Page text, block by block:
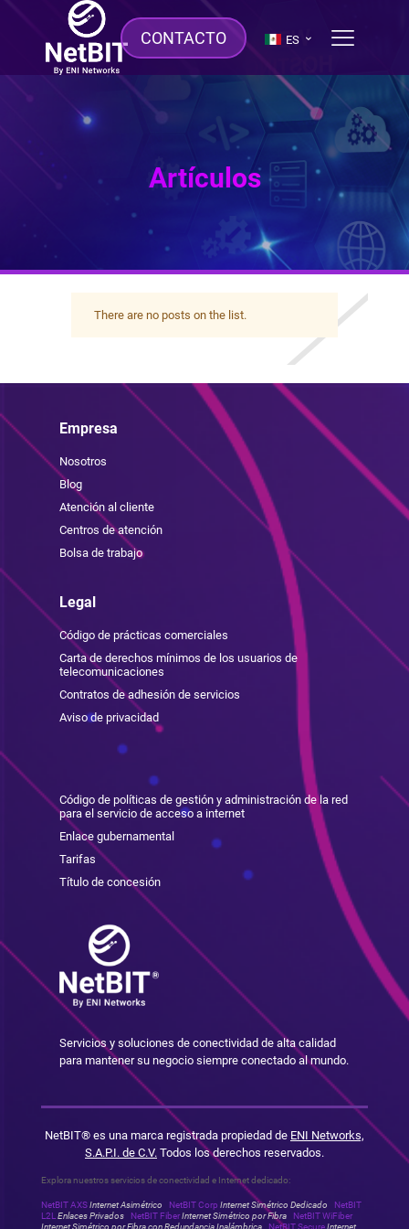
CONTACTO ES
Artículos
There are no posts on the list.
Empresa
Nosotros
Blog
Atención al cliente
Centros de atención
Bolsa de trabajo
Legal
Código de prácticas comerciales
Carta de derechos mínimos de los usuarios de
telecomunicaciones
Contratos de adhesión de servicios
Aviso de privacidad
Código de políticas de gestión y administración de la red
para el servicio de acceso a internet
Enlace gubernamental
Tarifas
Título de concesión
Servicios y soluciones de conectividad de alta calidad
para mantener su negocio siempre conectado al mundo.
NetBIT® es una marca registrada propiedad de ENI Networks,
S.A.P.I. de C.V. Todos los derechos reservados.
Explora nuestros servicios de conectividad e Internet dedicado:
NetBIT AXSInternet Asimétrico NetBIT Corp Internet Simétrico Dedicado
NetBIT
L2LEnlaces Privados NetBIT FiberInternet Simétrico por Fibra
NetBIT WiFiber